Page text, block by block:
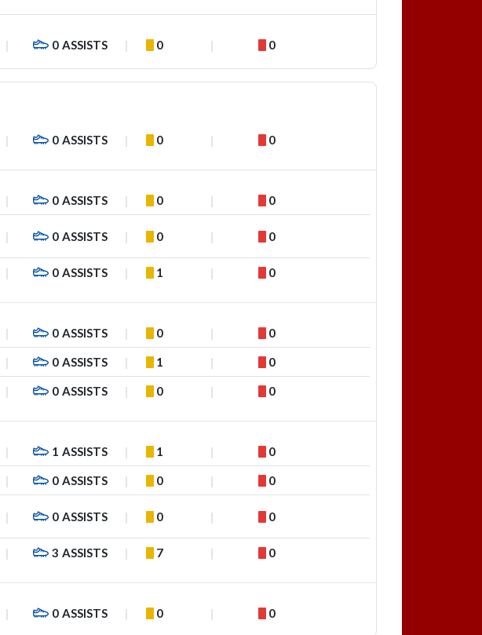
0 ASSISTS 0 0
0 ASSISTS 0 0
0 ASSISTS 0 0
0 ASSISTS 0 0
0 ASSISTS 1 0
0 ASSISTS 0 0
0 ASSISTS 1 0
0 ASSISTS 0 0
1 ASSISTS 1 0
0 ASSISTS 0 0
0 ASSISTS 0 0
3 ASSISTS 7 0
0 ASSISTS 0 0